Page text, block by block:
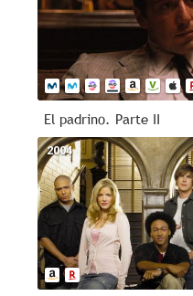
El padrino. Parte II
2004